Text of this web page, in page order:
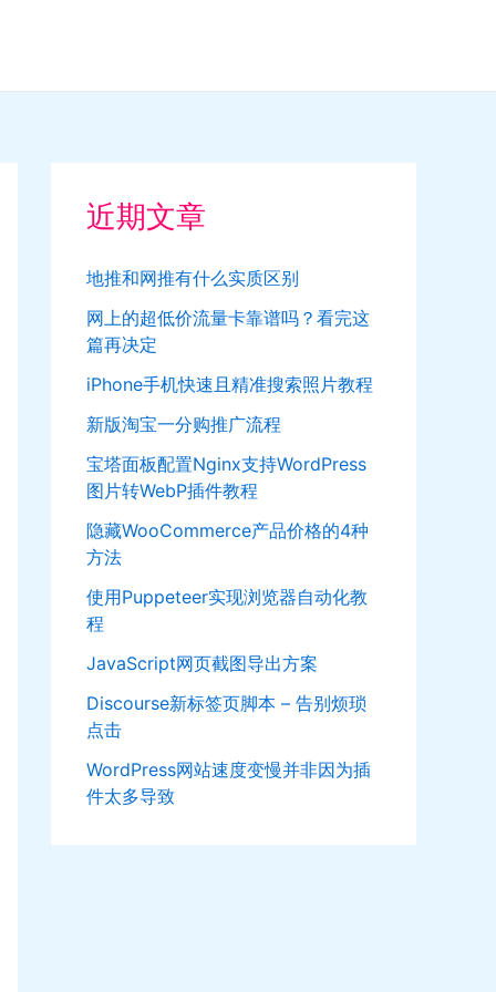
近期文章
地推和网推有什么实质区别
网上的超低价流量卡靠谱吗？看完这
篇再决定
iPhone手机快速且精准搜索照片教程
新版淘宝一分购推广流程
宝塔面板配置Nginx支持WordPress
图片转WebP插件教程
隐藏WooCommerce产品价格的4种
方法
使用Puppeteer实现浏览器自动化教
程
JavaScript网页截图导出方案
Discourse新标签页脚本 – 告别烦琐
点击
WordPress网站速度变慢并非因为插
件太多导致